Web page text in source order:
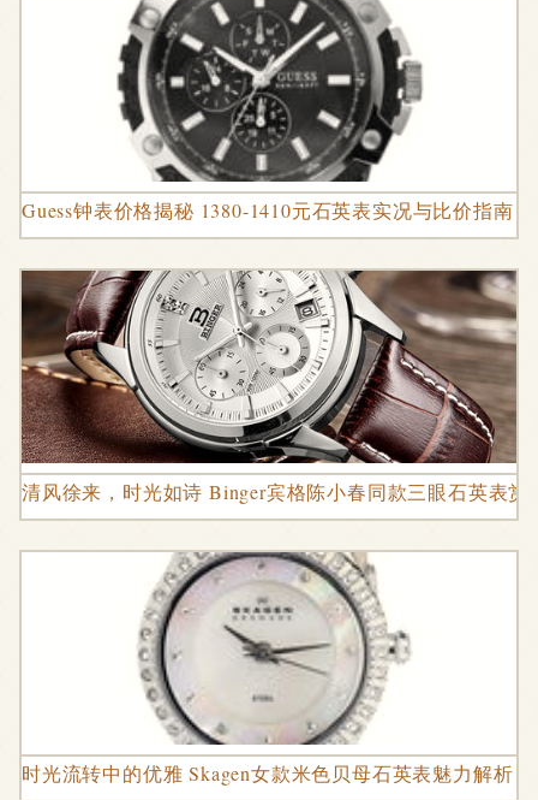
Guess钟表价格揭秘 1380-1410元石英表实况与比价指南
清风徐来，时光如诗 Binger宾格陈小春同款三眼石英表赏
时光流转中的优雅 Skagen女款米色贝母石英表魅力解析